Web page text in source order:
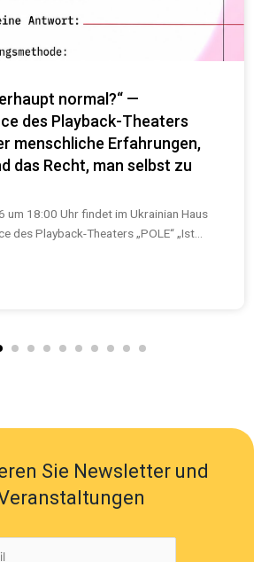
normal?“ —
des Playback-Theaters
menschliche Erfahrungen,
das Recht, man selbst zu
um 18:00 Uhr findet im Ukrainian Haus
des Playback-Theaters „POLE“ „Ist...
Sie Newsletter und